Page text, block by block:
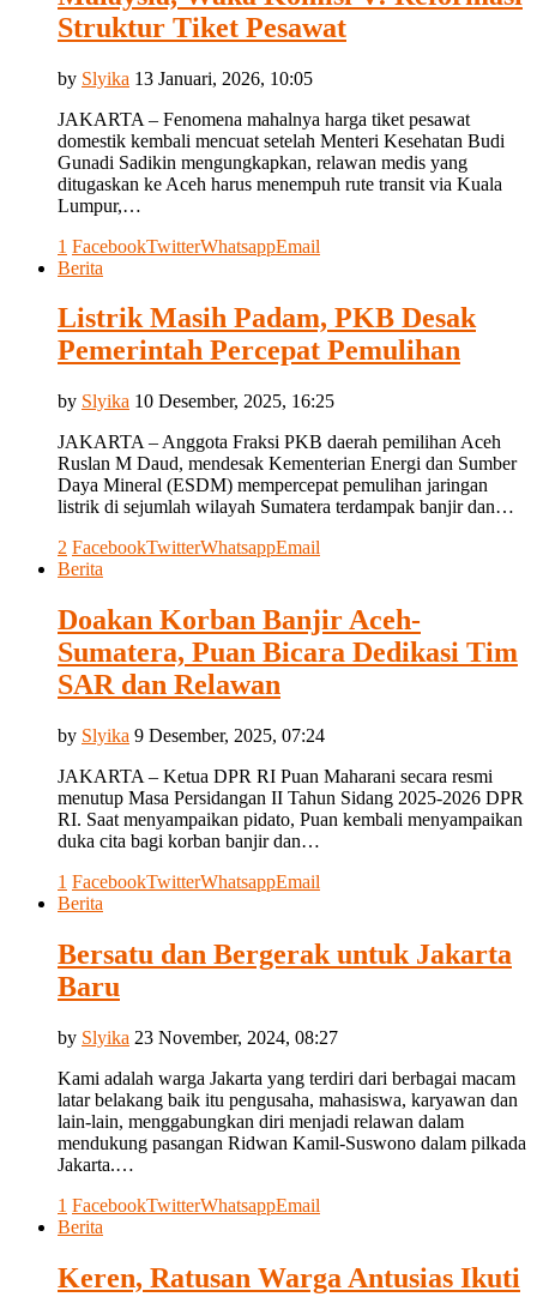
Struktur Tiket Pesawat
by Slyika 13 Januari, 2026, 10:05
JAKARTA – Fenomena mahalnya harga tiket pesawat
domestik kembali mencuat setelah Menteri Kesehatan Budi
Gunadi Sadikin mengungkapkan, relawan medis yang
ditugaskan ke Aceh harus menempuh rute transit via Kuala
Lumpur,…
1 FacebookTwitterWhatsappEmail
Berita
Listrik Masih Padam, PKB Desak
Pemerintah Percepat Pemulihan
by Slyika 10 Desember, 2025, 16:25
JAKARTA – Anggota Fraksi PKB daerah pemilihan Aceh
Ruslan M Daud, mendesak Kementerian Energi dan Sumber
Daya Mineral (ESDM) mempercepat pemulihan jaringan
listrik di sejumlah wilayah Sumatera terdampak banjir dan…
2 FacebookTwitterWhatsappEmail
Berita
Doakan Korban Banjir Aceh-
Sumatera, Puan Bicara Dedikasi Tim
SAR dan Relawan
by Slyika 9 Desember, 2025, 07:24
JAKARTA – Ketua DPR RI Puan Maharani secara resmi
menutup Masa Persidangan II Tahun Sidang 2025-2026 DPR
RI. Saat menyampaikan pidato, Puan kembali menyampaikan
duka cita bagi korban banjir dan…
1 FacebookTwitterWhatsappEmail
Berita
Bersatu dan Bergerak untuk Jakarta
Baru
by Slyika 23 November, 2024, 08:27
Kami adalah warga Jakarta yang terdiri dari berbagai macam
latar belakang baik itu pengusaha, mahasiswa, karyawan dan
lain-lain, menggabungkan diri menjadi relawan dalam
mendukung pasangan Ridwan Kamil-Suswono dalam pilkada
Jakarta.…
1 FacebookTwitterWhatsappEmail
Berita
Keren, Ratusan Warga Antusias Ikuti